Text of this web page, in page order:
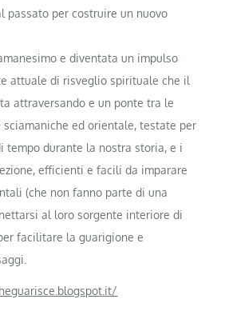
passato per costruire un nuovo
e diventata un impulso
attuale di risveglio spirituale che il
attraversando e un ponte tra le
ed orientale, testate per
tempo durante la nostra storia, e i
efficienti e facili da imparare
(che non fanno parte di una
al loro sorgente interiore di
facilitare la guarigione e